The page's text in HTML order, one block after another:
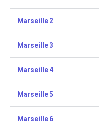
Marseille 2
Marseille 3
Marseille 4
Marseille 5
Marseille 6